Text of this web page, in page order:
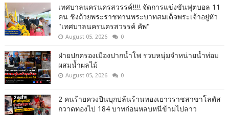
เทศบาลนครนครสวรรค์!!!! จัดการแข่งขันฟุตบอล 11
คน ชิงถ้วยพระราชทานพระบาทสมเด็จพระเจ้าอยู่หัว
"เทศบาลนครนครสวรรค์ คัพ"
August 05, 2026 0
ฝ่ายปกครองเมืองปากน้ำโพ รวบหนุ่มจำหน่ายน้ำท่อม
ผสมน้ำผลไม้
August 05, 2026 0
2 คนร้ายควงปืนบุกปล้นร้านทองเยาวราชสาขาโลตัส
กวาดทองไป 184 บาทก่อนหลบหนีข้ามไปลาว